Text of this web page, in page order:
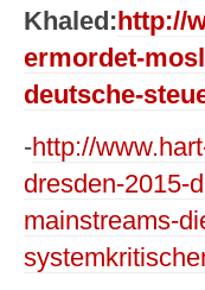
Khaled: http://
ermordet-
deutsche-
-http://
dresden-2015-
mainstreams-